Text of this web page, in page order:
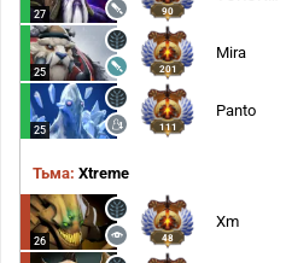
27 90
25 201
Mira
25 111
Panto
Тьма: Xtreme
26 48
Xm